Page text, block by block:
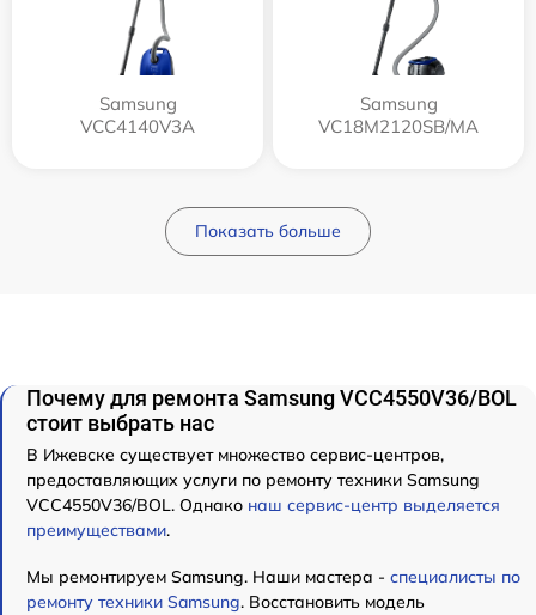
Samsung
VCC4140V3A
Samsung
VC18M2120SB/MA
Показать больше
Почему для ремонта Samsung VCC4550V36/BOL
стоит выбрать нас
В Ижевске существует множество сервис-центров,
предоставляющих услуги по ремонту техники Samsung
VCC4550V36/BOL. Однако наш сервис-центр выделяется
преимуществами.
Мы ремонтируем Samsung. Наши мастера - специалисты по
ремонту техники Samsung. Восстановить модель